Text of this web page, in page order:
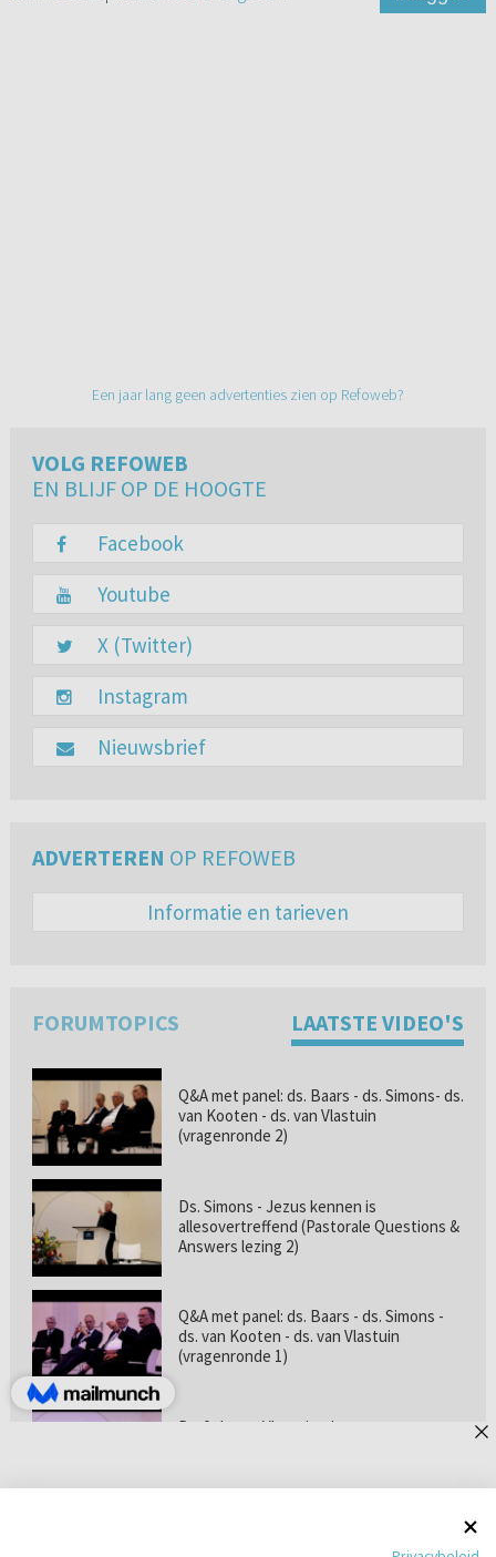
Een jaar lang geen advertenties zien op Refoweb?
VOLG REFOWEB
EN BLIJF OP DE HOOGTE
Facebook
Youtube
X (Twitter)
Instagram
Nieuwsbrief
ADVERTEREN OP REFOWEB
Informatie en tarieven
FORUMTOPICS LAATSTE VIDEO'S
Q&A met panel: ds. Baars - ds. Simons- ds.
van Kooten - ds. van Vlastuin
(vragenronde 2)
Ds. Simons - Jezus kennen is
allesovertreffend (Pastorale Questions &
Answers lezing 2)
Q&A met panel: ds. Baars - ds. Simons -
ds. van Kooten - ds. van Vlastuin
(vragenronde 1)
Prof. dr. van Vlastuin - Is